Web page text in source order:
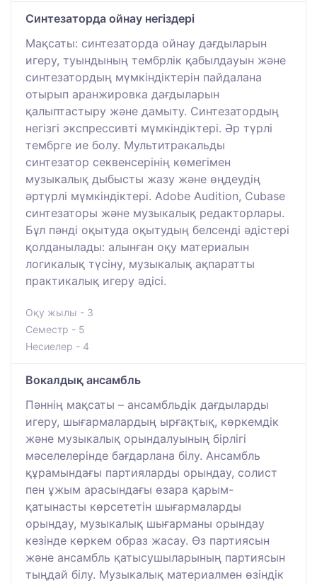
Синтезаторда ойнау негіздері
Мақсаты: синтезаторда ойнау дағдыларын
игеру, туындының тембрлік қабылдауын және
синтезатордың мүмкіндіктерін пайдалана
отырып аранжировка дағдыларын
қалыптастыру және дамыту. Синтезатордың
негізгі экспрессивті мүмкіндіктері. Әр түрлі
тембрге ие болу. Мультитракальды
синтезатор секвенсерінің көмегімен
музыкалық дыбысты жазу және өңдеудің
әртүрлі мүмкіндіктері. Adobe Audition, Cubase
синтезаторы және музыкалық редакторлары.
Бұл пәнді оқытуда оқытудың белсенді әдістері
қолданылады: алынған оқу материалын
логикалық түсіну, музыкалық ақпаратты
практикалық игеру әдісі.
Оқу жылы - 3
Семестр - 5
Несиелер - 4
Вокалдық ансамбль
Пәннің мақсаты – ансамбльдік дағдыларды
игеру, шығармалардың ырғақтық, көркемдік
және музыкалық орындалуының бірлігі
мәселелерінде бағдарлана білу. Ансамбль
құрамындағы партияларды орындау, солист
пен ұжым арасындағы өзара қарым-
қатынасты көрсететін шығармаларды
орындау, музыкалық шығарманы орындау
кезінде көркем образ жасау. Өз партиясын
және ансамбль қатысушыларының партиясын
тыңдай білу. Музыкалық материалмен өзіндік